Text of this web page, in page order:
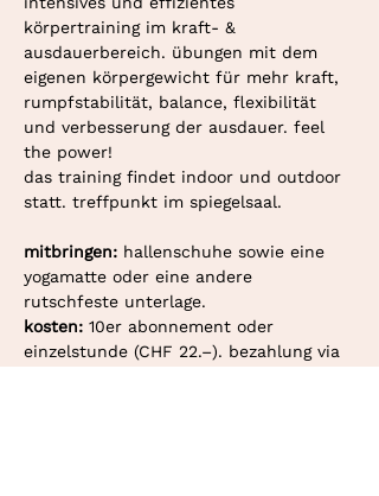
körpertraining im kraft- &
ausdauerbereich. übungen mit dem
eigenen körpergewicht für mehr kraft,
rumpfstabilität, balance, flexibilität
und verbesserung der ausdauer. feel
the power!
das training findet indoor und outdoor
statt. treffpunkt im spiegelsaal.
mitbringen: hallenschuhe sowie eine
yogamatte oder eine andere
rutschfeste unterlage.
kosten: 10er abonnement oder
einzelstunde (CHF 22.–). bezahlung via